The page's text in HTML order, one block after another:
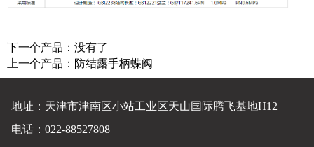
下一个产品：没有了
上一个产品： 防结露手柄蝶阀
地址：天津市津南区小站工业区天山国际腾飞基地H12
电话：022-88527808